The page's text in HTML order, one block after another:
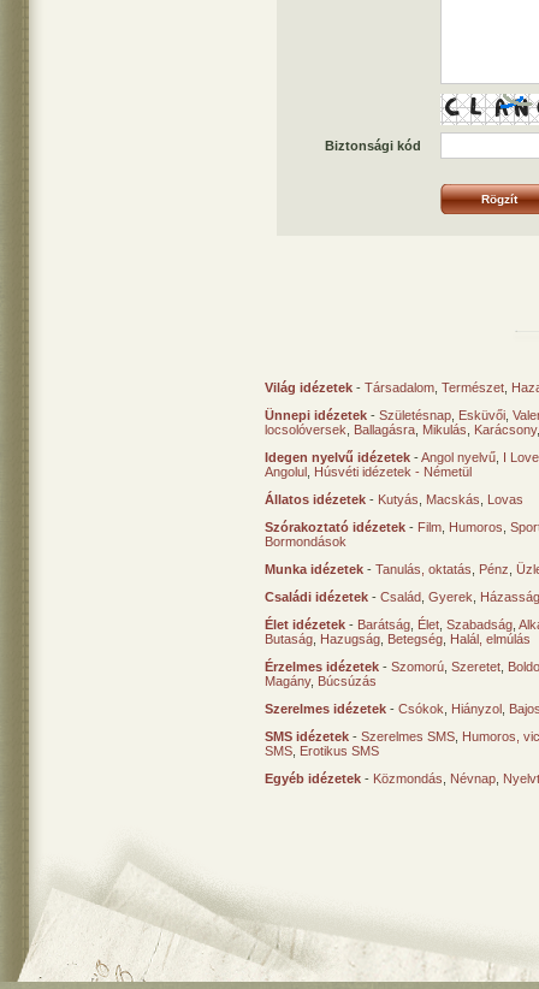
Biztonsági kód
Világ idézetek - Társadalom Természet
Ünnepi idézetek - Születésnap Esküvői
locsolóversek
Ballagásra Mikulás Karácsony
Idegen nyelvű idézetek -Angol nyelvű I
Angolul Húsvéti idézetek - Németül
Állatos idézetek - Kutyás Macskás
Lovas
Szórakoztató idézetek - Film Humoros
Bormondások
Munka idézetek - Tanulás, oktatás Pénz
Családi idézetek - Család Gyerek
Élet idézetek - Barátság Élet Szabadság
Butaság Hazugság Betegség Halál, elmúlás
Érzelmes idézetek - Szomorú Szeretet
Magány, Búcsúzás
Szerelmes idézetek - Csókok Hiányzol
SMS idézetek - Szerelmes SMS Humoros,
SMS Erotikus SMS
Egyéb idézetek - Közmondás Névnap